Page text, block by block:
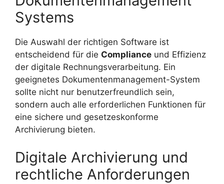
Systems
Die Auswahl der richtigen Software ist
entscheidend für die Compliance und Effizienz
der digitale Rechnungsverarbeitung. Ein
geeignetes Dokumentenmanagement-System
sollte nicht nur benutzerfreundlich sein,
sondern auch alle erforderlichen Funktionen für
eine sichere und gesetzeskonforme
Archivierung bieten.
Digitale Archivierung und
rechtliche Anforderungen